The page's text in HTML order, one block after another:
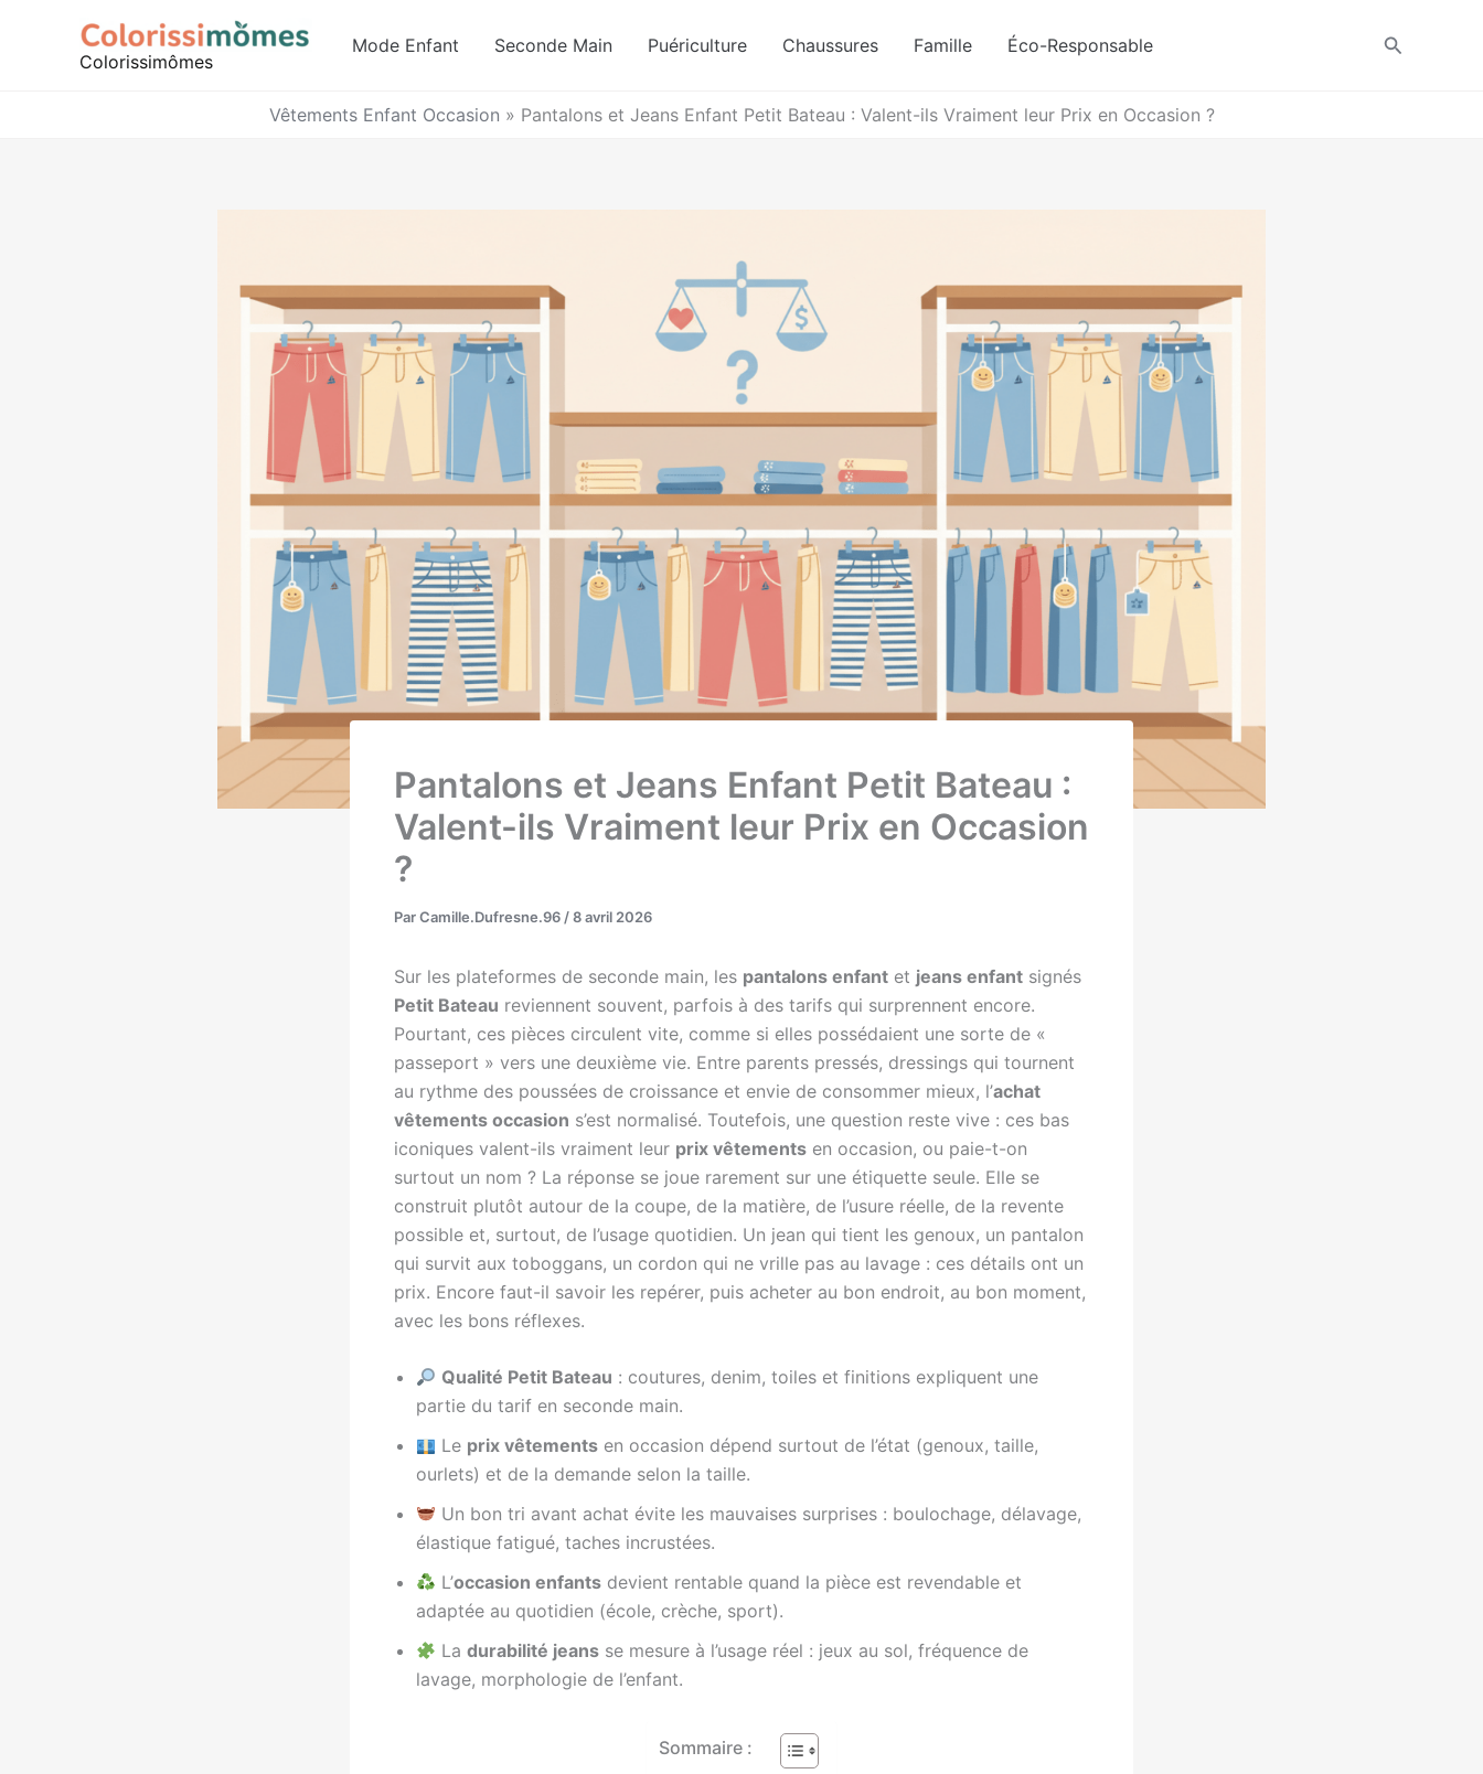
Colorissimômes
Mode Enfant Seconde Main Puériculture Chaussures Famille Éco-Responsable
Vêtements Enfant Occasion » Pantalons et Jeans Enfant Petit Bateau : Valent-ils Vraiment leur Prix en Occasion ?
Pantalons et Jeans Enfant Petit Bateau :
Valent-ils Vraiment leur Prix en Occasion
?
ParCamille.Dufresne.96 /8 avril 2026
Sur les plateformes de seconde main, les pantalons enfant et jeans enfant signés
Petit Bateau reviennent souvent, parfois à des tarifs qui surprennent encore.
Pourtant, ces pièces circulent vite, comme si elles possédaient une sorte de «
passeport » vers une deuxième vie. Entre parents pressés, dressings qui tournent
au rythme des poussées de croissance et envie de consommer mieux, l’achat
vêtements occasion s’est normalisé. Toutefois, une question reste vive : ces bas
iconiques valent-ils vraiment leur prix vêtements en occasion, ou paie-t-on
surtout un nom ? La réponse se joue rarement sur une étiquette seule. Elle se
construit plutôt autour de la coupe, de la matière, de l’usure réelle, de la revente
possible et, surtout, de l’usage quotidien. Un jean qui tient les genoux, un pantalon
qui survit aux toboggans, un cordon qui ne vrille pas au lavage : ces détails ont un
prix. Encore faut-il savoir les repérer, puis acheter au bon endroit, au bon moment,
avec les bons réflexes.
Qualité Petit Bateau : coutures, denim, toiles et finitions expliquent une
partie du tarif en seconde main.
Le prix vêtements en occasion dépend surtout de l’état (genoux, taille,
ourlets) et de la demande selon la taille.
Un bon tri avant achat évite les mauvaises surprises : boulochage, délavage,
élastique fatigué, taches incrustées.
L’occasion enfants devient rentable quand la pièce est revendable et
adaptée au quotidien (école, crèche, sport).
Ladurabilité jeans se mesure à l’usage réel : jeux au sol, fréquence de
lavage, morphologie de l’enfant.
Sommaire :